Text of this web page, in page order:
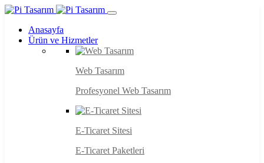
Anasayfa
Ürün ve Hizmetler
Web Tasarım
Profesyonel Web Tasarım
E-Ticaret Sitesi
E-Ticaret Paketleri